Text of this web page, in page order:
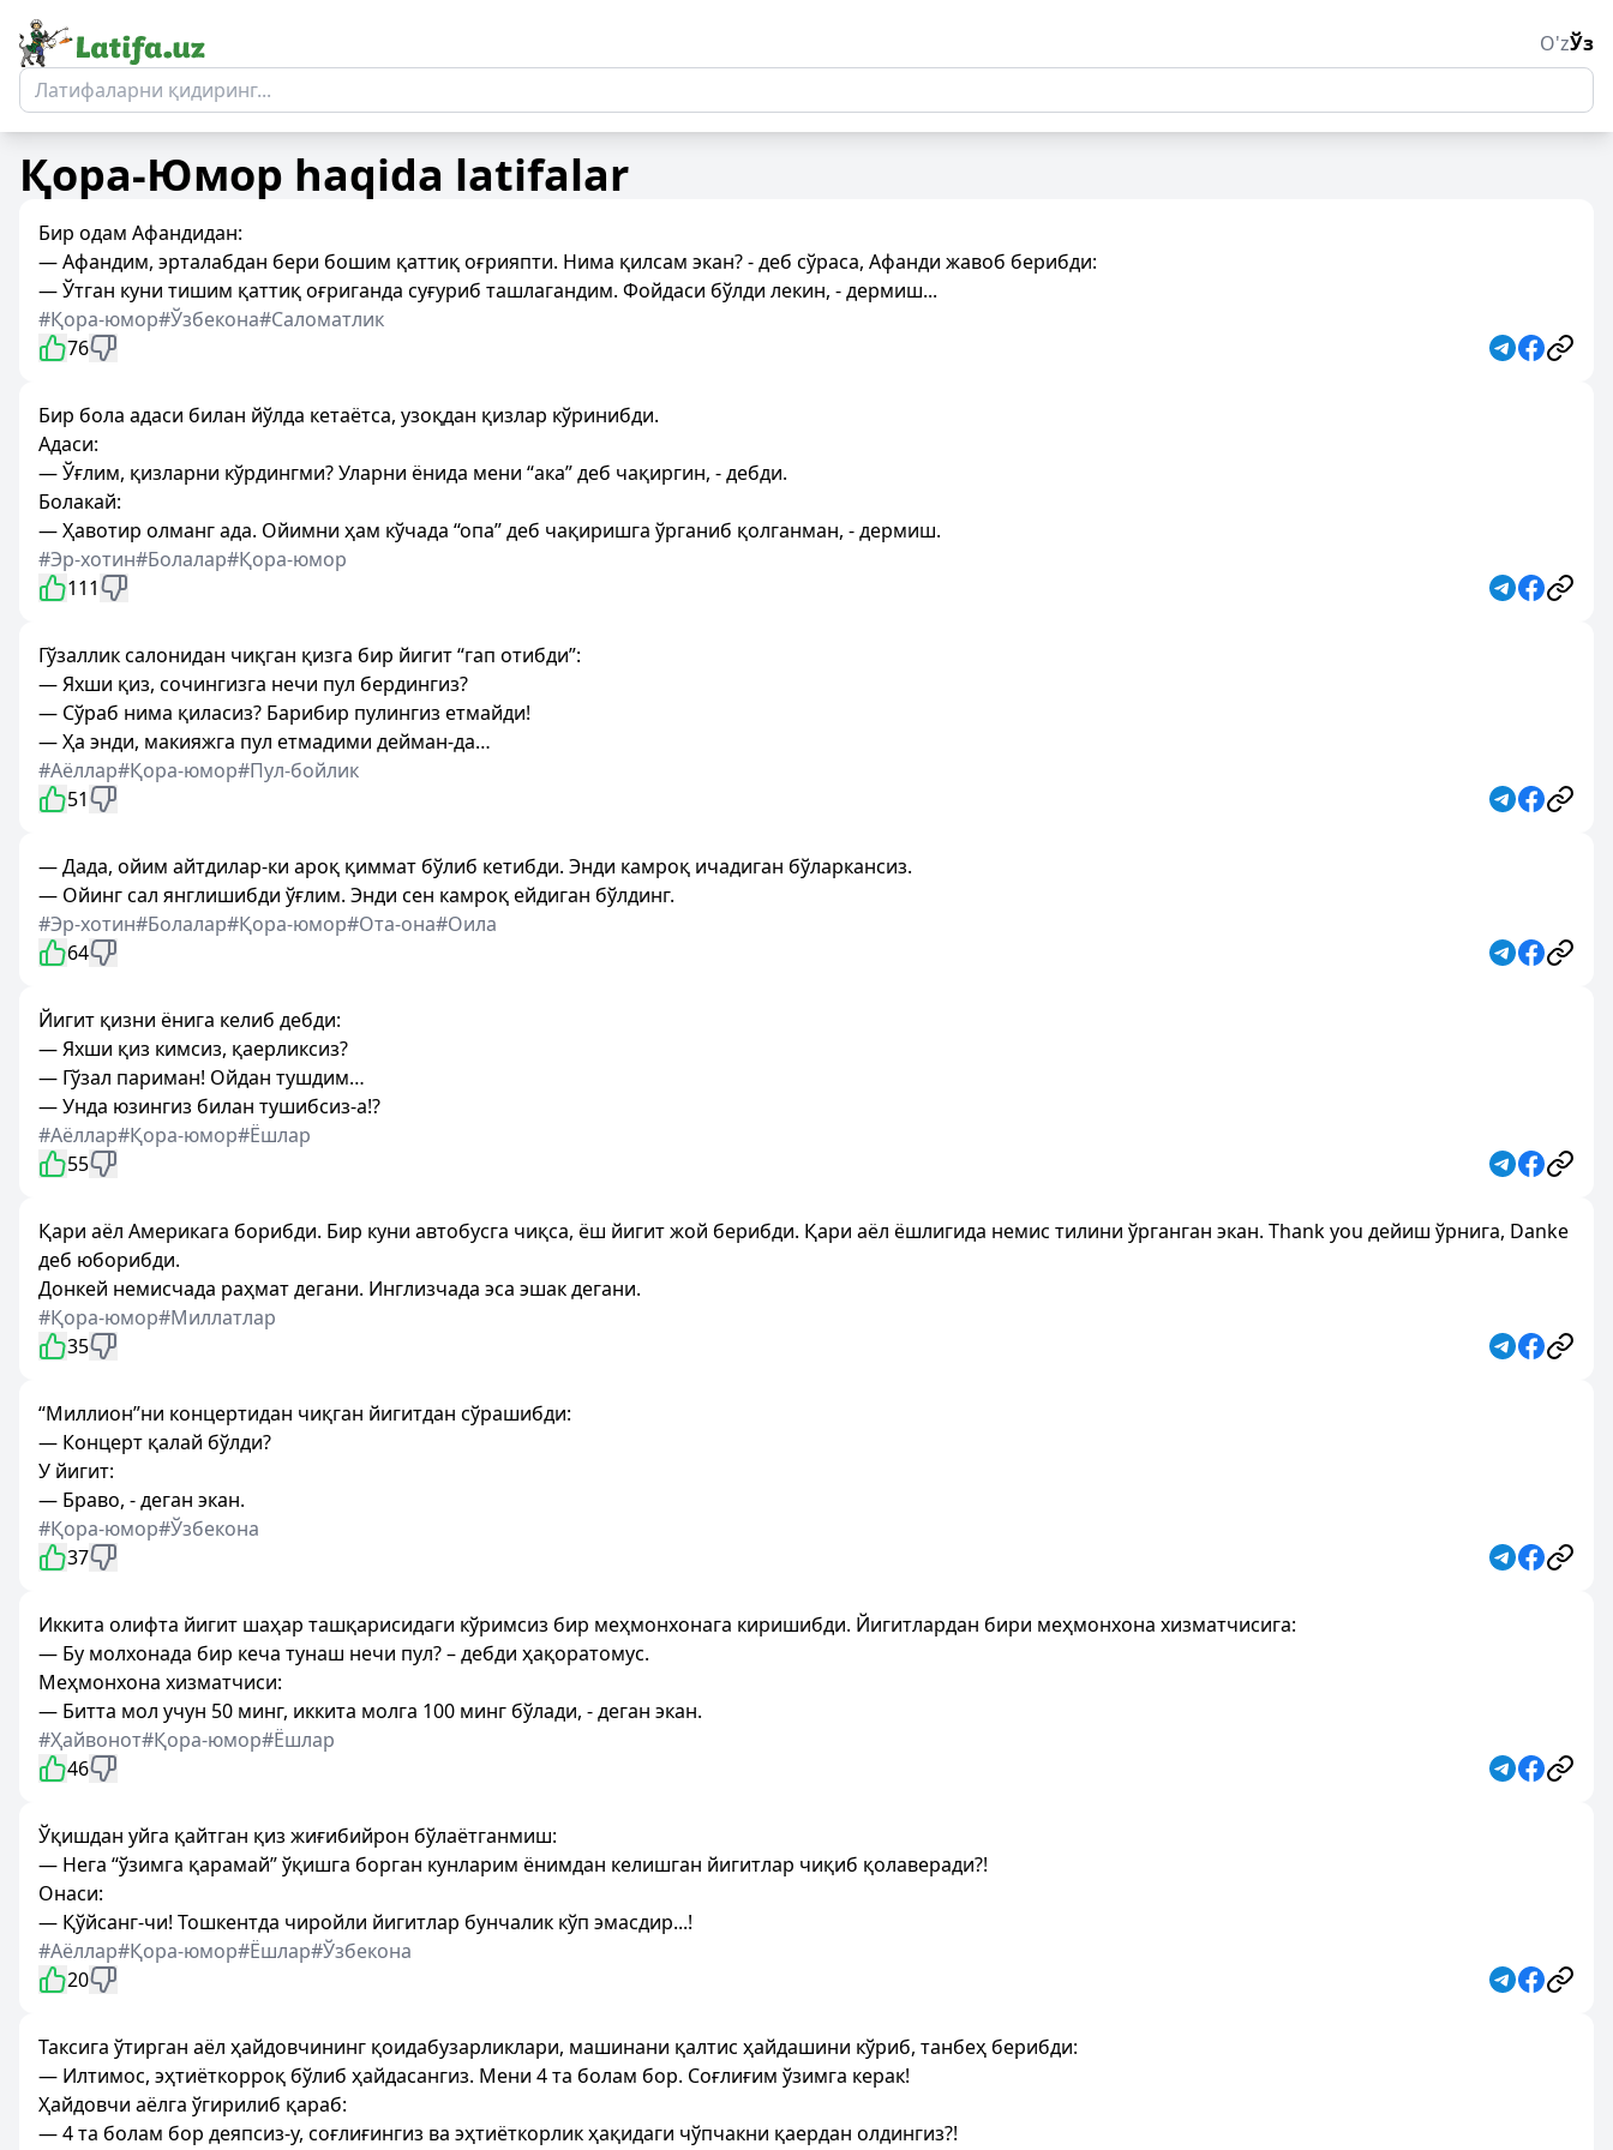
O'zЎз
Қора-Юмор haqida latifalar
Бир одам Афандидан:
— Афандим, эрталабдан бери бошим қаттиқ оғрияпти. Нима қилсам экан? - деб сўраса, Афанди жавоб берибди:
— Ўтган куни тишим қаттиқ оғриганда суғуриб ташлагандим. Фойдаси бўлди лекин, - дермиш...
#Қора-юмор#Ўзбекона#Саломатлик
76
Бир бола адаси билан йўлда кетаётса, узоқдан қизлар кўринибди.
Адаси:
— Ўғлим, қизларни кўрдингми? Уларни ёнида мени “ака” деб чақиргин, - дебди.
Болакай:
— Ҳавотир олманг ада. Ойимни ҳам кўчада “опа” деб чақиришга ўрганиб қолганман, - дермиш.
#Эр-хотин#Болалар#Қора-юмор
111
Гўзаллик салонидан чиқган қизга бир йигит “гап отибди”:
— Яхши қиз, сочингизга нечи пул бердингиз?
— Сўраб нима қиласиз? Барибир пулингиз етмайди!
— Ҳа энди, макияжга пул етмадими дейман-да…
#Аёллар#Қора-юмор#Пул-бойлик
51
— Дада, ойим айтдилар-ки ароқ қиммат бўлиб кетибди. Энди камроқ ичадиган бўларкансиз.
— Ойинг сал янглишибди ўғлим. Энди сен камроқ ейдиган бўлдинг.
#Эр-хотин#Болалар#Қора-юмор#Ота-она#Оила
64
Йигит қизни ёнига келиб дебди:
— Яхши қиз кимсиз, қаерликсиз?
— Гўзал париман! Ойдан тушдим…
— Унда юзингиз билан тушибсиз-а!?
#Аёллар#Қора-юмор#Ёшлар
55
Қари аёл Америкага борибди. Бир куни автобусга чиқса, ёш йигит жой берибди. Қари аёл ёшлигида немис тилини ўрганган экан. Thank you дейиш ўрнига, Danke
деб юборибди.
Донкей немисчада раҳмат дегани. Инглизчада эса эшак дегани.
#Қора-юмор#Миллатлар
35
“Миллион”ни концертидан чиқган йигитдан сўрашибди:
— Концерт қалай бўлди?
У йигит:
— Браво, - деган экан.
#Қора-юмор#Ўзбекона
37
Иккита олифта йигит шаҳар ташқарисидаги кўримсиз бир меҳмонхонага киришибди. Йигитлардан бири меҳмонхона хизматчисига:
— Бу молхонада бир кеча тунаш нечи пул? – дебди ҳақоратомус.
Меҳмонхона хизматчиси:
— Битта мол учун 50 минг, иккита молга 100 минг бўлади, - деган экан.
#Ҳайвонот#Қора-юмор#Ёшлар
46
Ўқишдан уйга қайтган қиз жиғибийрон бўлаётганмиш:
— Нега “ўзимга қарамай” ўқишга борган кунларим ёнимдан келишган йигитлар чиқиб қолаверади?!
Онаси:
— Қўйсанг-чи! Тошкентда чиройли йигитлар бунчалик кўп эмасдир...!
#Аёллар#Қора-юмор#Ёшлар#Ўзбекона
20
Таксига ўтирган аёл ҳайдовчининг қоидабузарликлари, машинани қалтис ҳайдашини кўриб, танбеҳ берибди:
— Илтимос, эҳтиёткорроқ бўлиб ҳайдасангиз. Мени 4 та болам бор. Соғлиғим ўзимга керак!
Ҳайдовчи аёлга ўгирилиб қараб:
— 4 та болам бор деяпсиз-у, соғлиғингиз ва эҳтиёткорлик ҳақидаги чўпчакни қаердан олдингиз?!